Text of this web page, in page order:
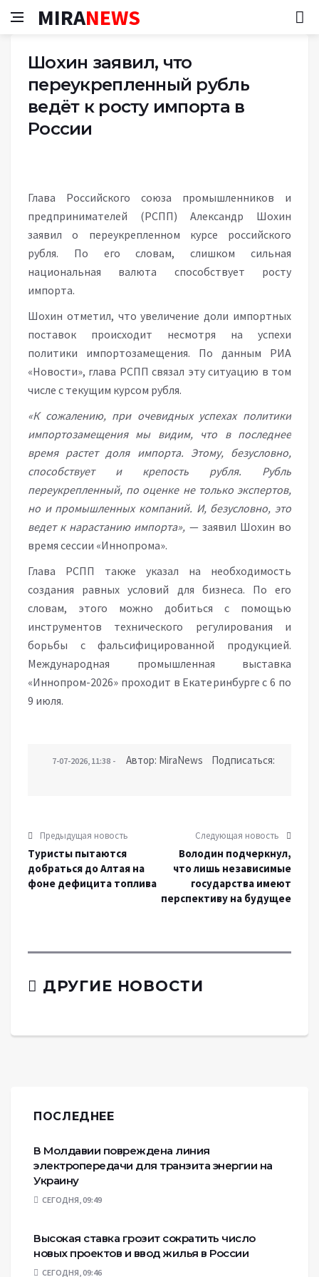
MIRANEWS
Шохин заявил, что
переукрепленный рубль
ведёт к росту импорта в
России
Глава Российского союза промышленников и
предпринимателей (РСПП) Александр Шохин
заявил о переукрепленном курсе российского
рубля. По его словам, слишком сильная
национальная валюта способствует росту
импорта.
Шохин отметил, что увеличение доли импортных
поставок происходит несмотря на успехи
политики импортозамещения. По данным РИА
«Новости», глава РСПП связал эту ситуацию в том
числе с текущим курсом рубля.
«К сожалению, при очевидных успехах политики
импортозамещения мы видим, что в последнее
время растет доля импорта. Этому, безусловно,
способствует и крепость рубля. Рубль
переукрепленный, по оценке не только экспертов,
но и промышленных компаний. И, безусловно, это
ведет к нарастанию импорта», — заявил Шохин во
время сессии «Иннопрома».
Глава РСПП также указал на необходимость
создания равных условий для бизнеса. По его
словам, этого можно добиться с помощью
инструментов технического регулирования и
борьбы с фальсифицированной продукцией.
Международная промышленная выставка
«Иннопром-2026» проходит в Екатеринбурге с 6 по
9 июля.
7-07-2026, 11:38 Автор: MiraNews Подписаться:
Предыдущая новость
Туристы пытаются
добраться до Алтая на
фоне дефицита топлива
Следующая новость
Володин подчеркнул,
что лишь независимые
государства имеют
перспективу на будущее
ДРУГИЕ НОВОСТИ
ПОСЛЕДНЕЕ
В Молдавии повреждена линия
электропередачи для транзита энергии на
Украину
СЕГОДНЯ, 09:49
Высокая ставка грозит сократить число
новых проектов и ввод жилья в России
СЕГОДНЯ, 09:46